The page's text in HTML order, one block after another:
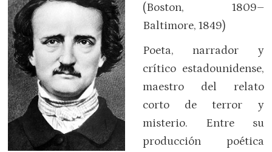
(Boston, 1809–
Baltimore, 1849)
Poeta, narrador y
crítico estadounidense,
maestro del relato
corto de terror y
misterio. Entre su
producción poética